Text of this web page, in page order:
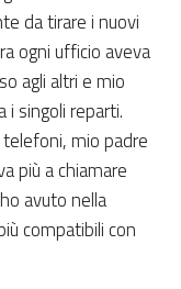
da tirare i nuovi
ogni ufficio aveva
agli altri e mio
singoli reparti.
mio padre
più a chiamare
avuto nella
compatibili con